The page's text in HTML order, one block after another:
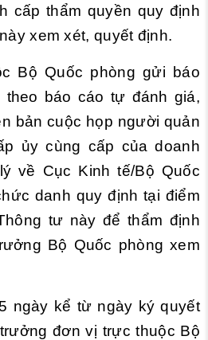
cấp thẩm quyền quy định
xem xét, quyết định.
Bộ Quốc phòng gửi báo
theo báo cáo tự đánh giá,
bản cuộc họp người quản
ủy cùng cấp của doanh
về Cục Kinh tế/Bộ Quốc
danh quy định tại điểm
tư này để thẩm định
Bộ Quốc phòng xem
ngày kể từ ngày ký quyết
đơn vị trực thuộc Bộ